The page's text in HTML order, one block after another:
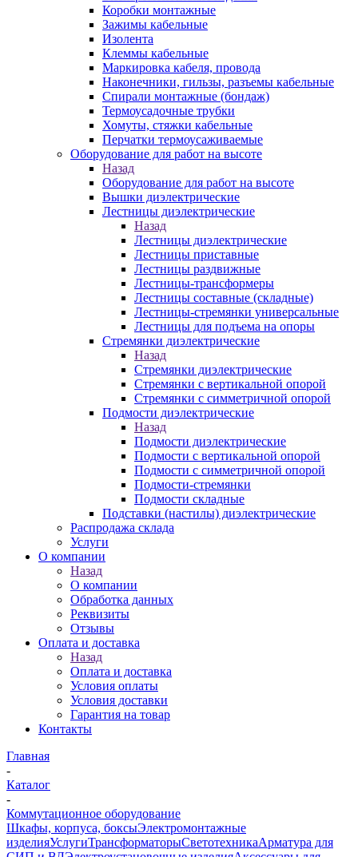
Коробки монтажные
Зажимы кабельные
Изолента
Клеммы кабельные
Маркировка кабеля, провода
Наконечники, гильзы, разъемы кабельные
Спирали монтажные (бондаж)
Термоусадочные трубки
Хомуты, стяжки кабельные
Перчатки термоусаживаемые
Оборудование для работ на высоте
Назад
Оборудование для работ на высоте
Вышки диэлектрические
Лестницы диэлектрические
Назад
Лестницы диэлектрические
Лестницы приставные
Лестницы раздвижные
Лестницы-трансформеры
Лестницы составные (складные)
Лестницы-стремянки универсальные
Лестницы для подъема на опоры
Стремянки диэлектрические
Назад
Стремянки диэлектрические
Стремянки с вертикальной опорой
Стремянки с симметричной опорой
Подмости диэлектрические
Назад
Подмости диэлектрические
Подмости с вертикальной опорой
Подмости с симметричной опорой
Подмости-стремянки
Подмости складные
Подставки (настилы) диэлектрические
Распродажа склада
Услуги
О компании
Назад
О компании
Обработка данных
Реквизиты
Отзывы
Оплата и доставка
Назад
Оплата и доставка
Условия оплаты
Условия доставки
Гарантия на товар
Контакты
Главная
-
Каталог
-
Коммутационное оборудование
Шкафы, корпуса, боксыЭлектромонтажные
изделияУслугиТрансформаторыСветотехникаАрматура для